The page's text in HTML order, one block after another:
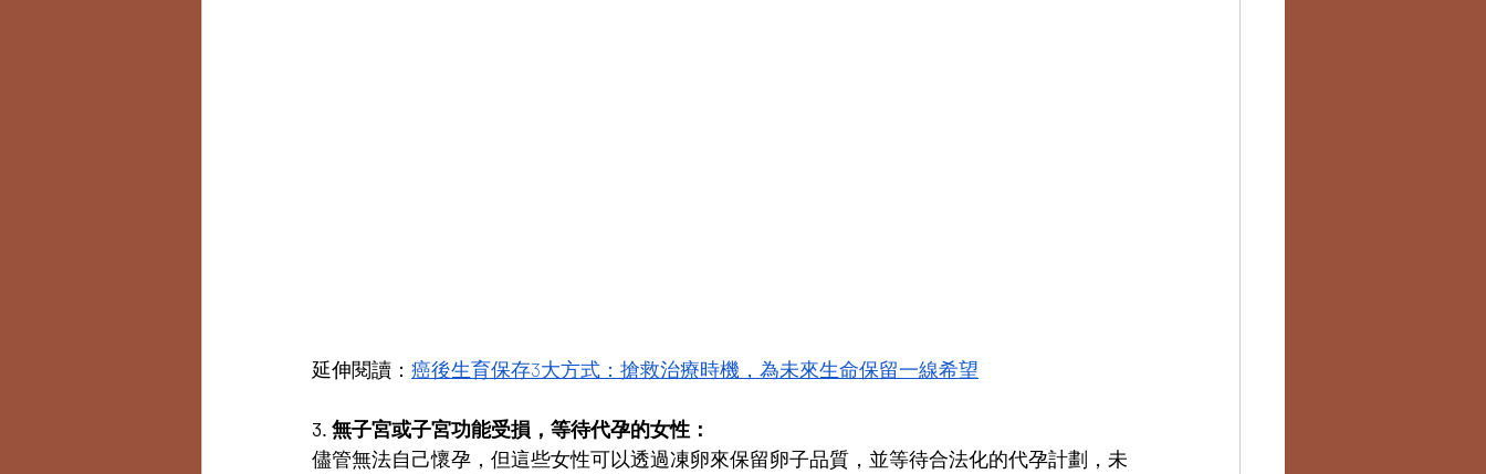
延伸閱讀： 癌後生育保存3大方式：搶救治療時機，為未來生命保留一線希望
3. 無子宮或子宮功能受損，等待代孕的女性：
儘管無法自己懷孕，但這些女性可以透過凍卵來保留卵子品質，並等待合法化的代孕計劃，未